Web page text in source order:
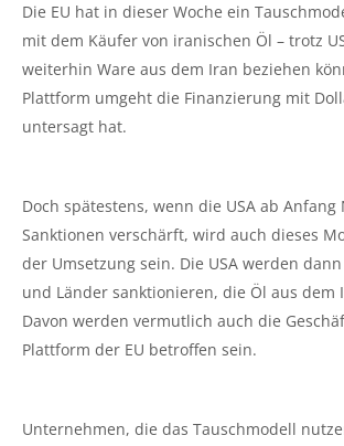
Die EU hat in dieser Woche ein
mit dem Käufer von iranischen Öl – trotz
weiterhin Ware aus dem Iran beziehen
Plattform umgeht die Finanzierung mit
untersagt hat.
Doch spätestens, wenn die USA ab Anfang
Sanktionen verschärft, wird auch dieses
der Umsetzung sein. Die USA werden
und Länder sanktionieren, die Öl aus dem
Davon werden vermutlich auch die
Plattform der EU betroffen sein.
Unternehmen, die das Tauschmodell